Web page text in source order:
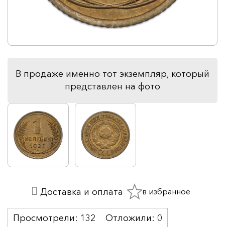
В продаже именно тот экземпляр, который
представлен на фото
Просмотрели: 132 Отложили: 0
Доставка и оплата в избранное